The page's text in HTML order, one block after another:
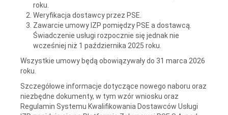
roku.
Weryfikacja dostawcy przez PSE.
Zawarcie umowy IZP pomiędzy PSE a dostawcą.
Świadczenie usługi rozpocznie się jednak nie
wcześniej niż 1 października 2025 roku.
Wszystkie umowy będą obowiązywały do 31 marca 2026
roku.
Szczegółowe informacje dotyczące nowego naboru oraz
niezbędne dokumenty, w tym wzór wniosku oraz
Regulamin Systemu Kwalifikowania Dostawców Usługi